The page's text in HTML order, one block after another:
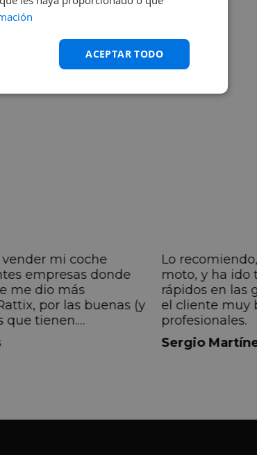
mi coche
empresas donde
me dio más
por las buenas (y
que tienen.
ha sido
ha sido siempre
Lo
moto, y ha ido
rápidos en las
el cliente muy
profesionales.
Sergio
ACEPTAR TODO